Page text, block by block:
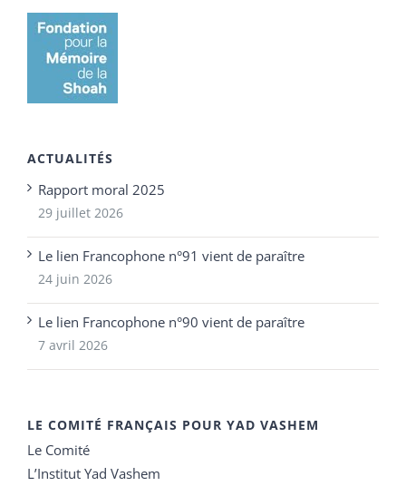
ACTUALITÉS
Rapport moral 2025
29 juillet 2026
Le lien Francophone n°91 vient de paraître
24 juin 2026
Le lien Francophone n°90 vient de paraître
7 avril 2026
LE COMITÉ FRANÇAIS POUR YAD VASHEM
Le Comité
L’Institut Yad Vashem